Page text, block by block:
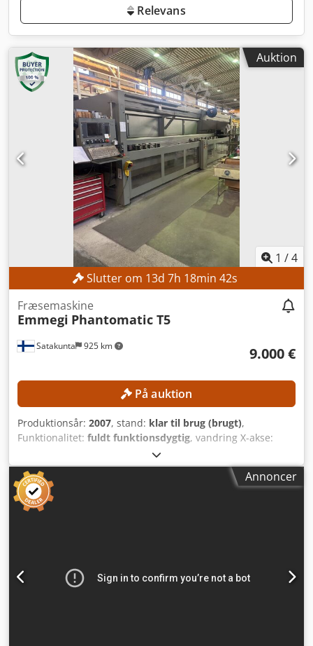
Relevans
Auktion
1 /4
Slutter om 13d 7h 18min 40s
Satakunta 925 km
Fræsemaskine
Emmegi Phantomatic T5
9.000 €
På auktion
Produktionsår: 2007, stand: klar til brug (brugt),
Funktionalitet: fuldt funktionsdygtig, vandring X-akse:
, vandring på Y-aksen:
aksen:350 mm, spindelhastighed (maks.):18.000 o/min,
antal pladser i værktøjsmagasinet:
minimumspris – garanteret salg til det højeste bud!
TEKNISKE DETALJER X-akselængde: 7.000 mm Y-
med hver 5 + 1 værktøjspladser Maksimal profilængde:
7.000 mm MASKINENS DETALJER Styring: CNC-styring, 3
Annoncer